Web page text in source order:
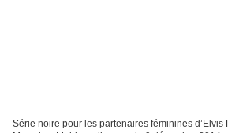
Série noire pour les partenaires féminines d’Elvis